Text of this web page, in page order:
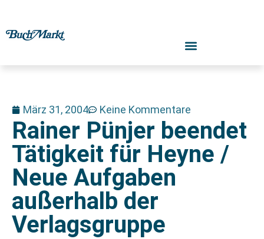
März 31, 2004 Keine Kommentare
Rainer Pünjer beendet
Tätigkeit für Heyne /
Neue Aufgaben
außerhalb der
Verlagsgruppe